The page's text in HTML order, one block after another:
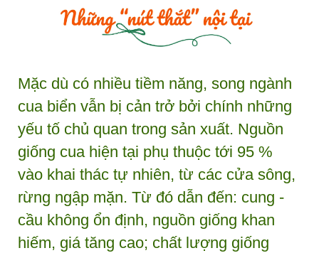
Mặc dù có nhiều tiềm năng, song ngành
cua biển vẫn bị cản trở bởi chính những
yếu tố chủ quan trong sản xuất. Nguồn
giống cua hiện tại phụ thuộc tới 95 %
vào khai thác tự nhiên, từ các cửa sông,
rừng ngập mặn. Từ đó dẫn đến: cung -
cầu không ổn định, nguồn giống khan
hiếm, giá tăng cao; chất lượng giống